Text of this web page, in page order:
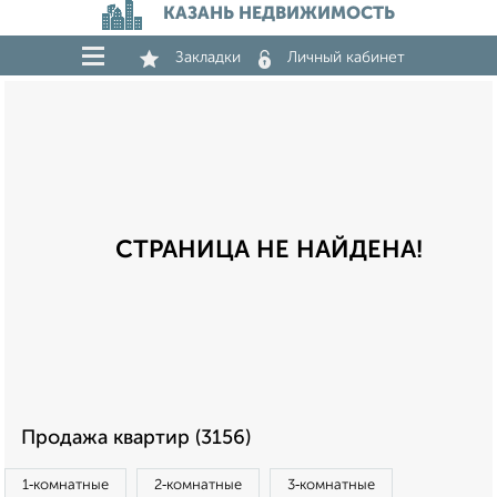
КАЗАНЬ НЕДВИЖИМОСТЬ
Закладки Личный кабинет
СТРАНИЦА НЕ НАЙДЕНА!
Продажа квартир (3156)
1‑комнатные 2‑комнатные 3‑комнатные